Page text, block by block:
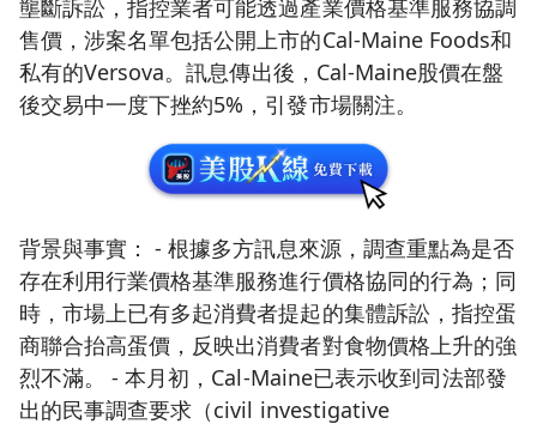
壟斷訴訟，指控業者可能透過產業價格基準服務協調
售價，涉案名單包括公開上市的Cal‑Maine Foods和
私有的Versova。訊息傳出後，Cal‑Maine股價在盤
後交易中一度下挫約5%，引發市場關注。
背景與事實： - 根據多方訊息來源，調查重點為是否
存在利用行業價格基準服務進行價格協同的行為；同
時，市場上已有多起消費者提起的集體訴訟，指控蛋
商聯合抬高蛋價，反映出消費者對食物價格上升的強
烈不滿。 - 本月初，Cal‑Maine已表示收到司法部發
出的民事調查要求（civil investigative